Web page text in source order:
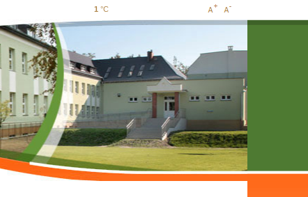
1 °C IncreaseDecrease